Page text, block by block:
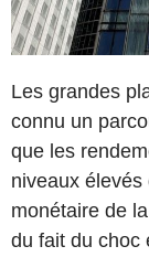
Les grandes
connu un
que les
niveaux
monétaire de
du fait du choc